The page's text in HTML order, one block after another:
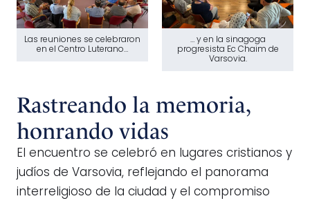
Las reuniones se celebraron
en el Centro Luterano…
… y en la sinagoga
progresista Ec Chaim de
Varsovia.
Rastreando la memoria,
honrando vidas
El encuentro se celebró en lugares cristianos y
judíos de Varsovia, reflejando el panorama
interreligioso de la ciudad y el compromiso